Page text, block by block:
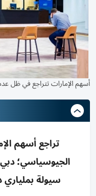
أسهم الإمارات تتراجع في ظل
تراجع أسهم
سيولة بملياري